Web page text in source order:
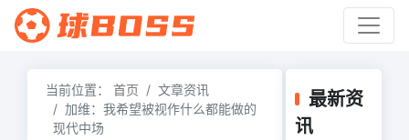
当前位置： 首页
文章资讯
加维：我希望被视作什么都能做的
现代中场
最新资
讯